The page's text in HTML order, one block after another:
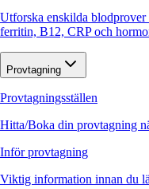
Utforska enskilda
ferritin, B12, CRP och
Provtagning
Provtagningsställen
Hitta/Boka din provtagning
Inför provtagning
Viktig information innan du